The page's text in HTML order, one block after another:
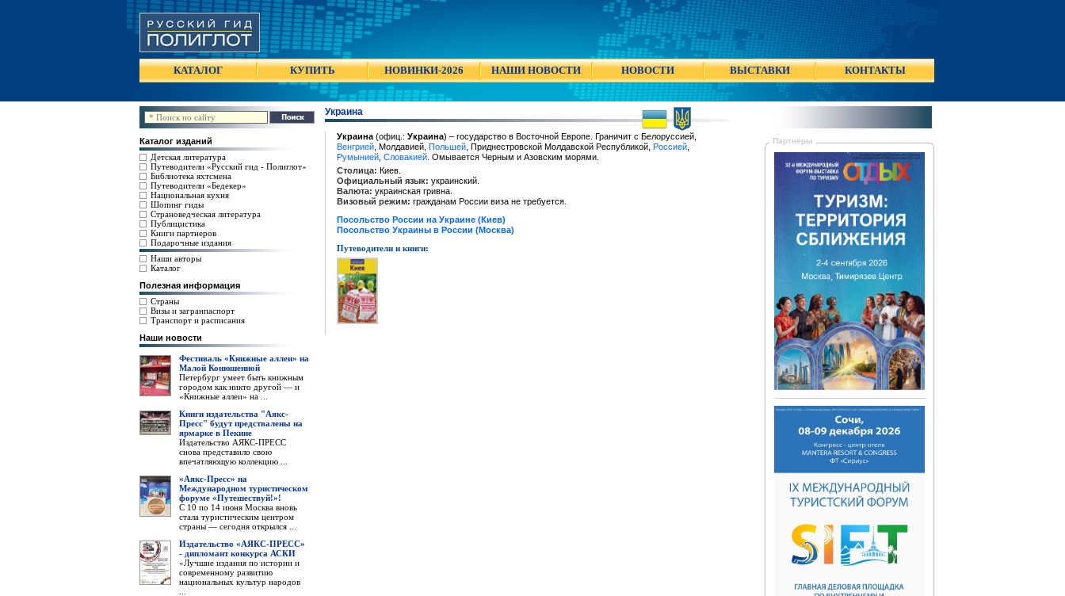
КАТАЛОГ КУПИТЬ НОВИНКИ-2026 НАШИ НОВОСТИ НОВОСТИ ВЫСТАВКИ КОНТАКТЫ
Каталог изданий
Детская литература
Путеводители «Русский гид - Полиглот»
Библиотека яхтсмена
Путеводители «Бедекер»
Национальная кухня
Шопинг гиды
Страноведческая литература
Публицистика
Книги партнеров
Подарочные издания
Наши авторы
Каталог
Полезная информация
Страны
Визы и загранпаспорт
Транспорт и расписания
Наши новости
Фестиваль «Книжные аллеи» на
Малой Конюшенной
Петербург умеет быть книжным
городом как никто другой — и
«Книжные аллеи» на ...
Книги издательства "Аякс-
Пресс" будут предствалены на
ярмарке в Пекине
Издательство АЯКС-ПРЕСС
снова представило свою
впечатляющую коллекцию ...
«Аякс-Пресс» на
Международном туристическом
форуме «Путешествуй!»!
С 10 по 14 июня Москва вновь
стала туристическим центром
страны — сегодня открылся ...
Издательство «АЯКС-ПРЕСС»
- дипломант конкурса АСКИ
«Лучшие издания по истории и
современному развитию
национальных культур народов
Украина
Украина (офиц.: Украина) – государство в Восточной Европе. Граничит с Белоруссией,
Венгрией , Молдавией, Польшей , Приднестровской Молдавской Республикой, Россией
Румынией Словакией . Омывается Черным и Азовским морями.
Столица: Киев.
Официальный язык: украинский.
Валюта: украинская гривна.
Визовый режим: гражданам России виза не требуется.
Посольство России на Украине (Киев)
Посольство Украины в России (Москва)
Путеводители и книги:
Партнёры